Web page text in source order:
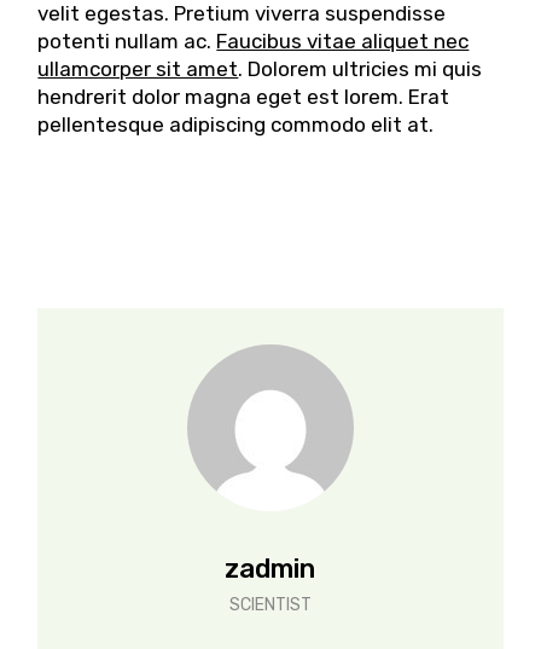
velit egestas. Pretium viverra suspendisse
potenti nullam ac. Faucibus vitae aliquet nec
ullamcorper sit amet. Dolorem ultricies mi quis
hendrerit dolor magna eget est lorem. Erat
pellentesque adipiscing commodo elit at.
zadmin
SCIENTIST